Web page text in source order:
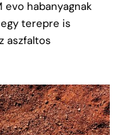
evo habanyagnak
terepre is
aszfaltos